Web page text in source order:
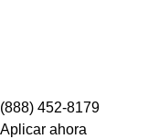
(888) 452-8179
Aplicar ahora